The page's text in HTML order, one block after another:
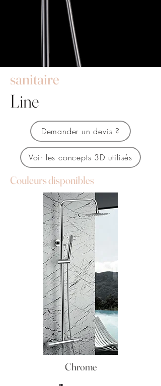
sanitaire
Line
Demander un devis ?
Voir les concepts 3D utilisés
Couleurs disponibles
Chrome